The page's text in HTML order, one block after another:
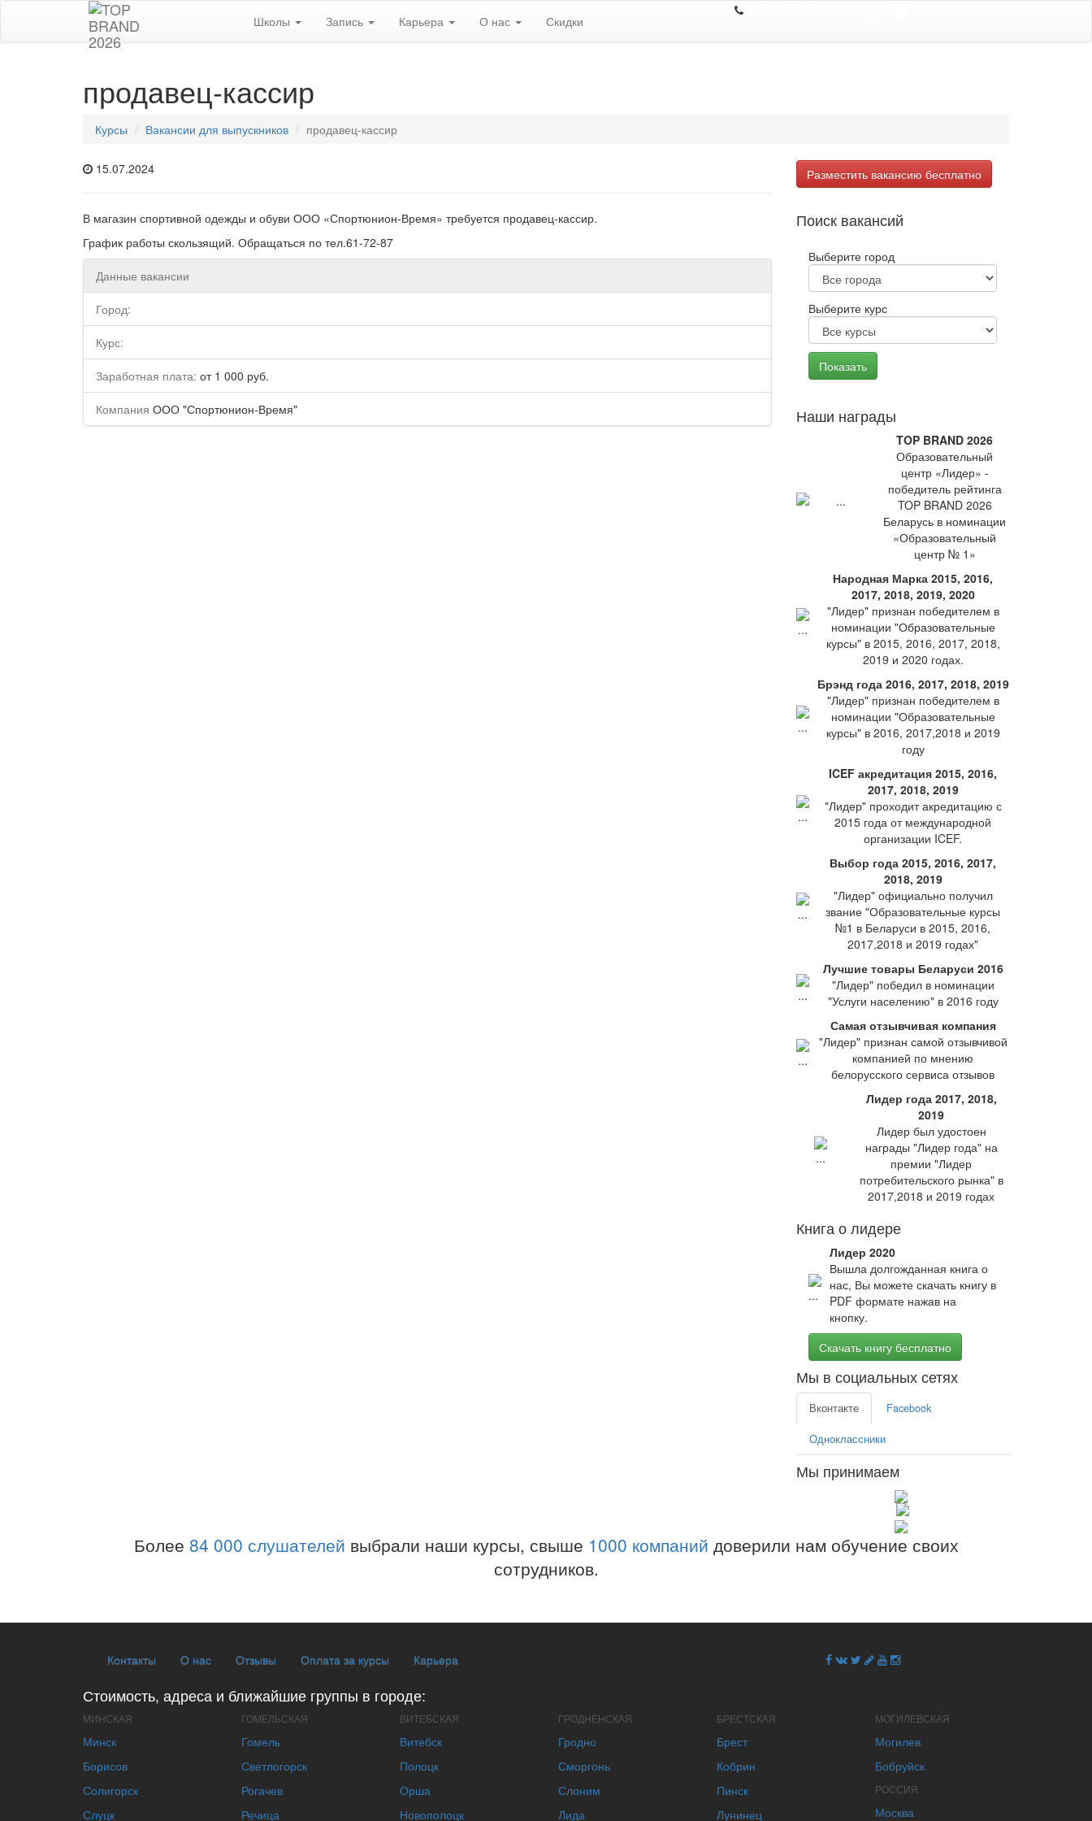
Школы Запись Карьера О нас Скидки
продавец-кассир
Курсы Вакансии для выпускников продавец-кассир
15.07.2024
В магазин спортивной одежды и обуви ООО «Спортюнион-Время» требуется продавец-кассир.
График работы скользящий. Обращаться по тел.61-72-87
Данные вакансии
Город:
Курс:
Заработная плата: от 1 000 руб.
Компания ООО "Спортюнион-Время"
Разместить вакансию бесплатно
Поиск вакансий
Выберите город
Выберите курс
Наши награды
TOP BRAND 2026
Образовательный
центр «Лидер» -
победитель рейтинга
TOP BRAND 2026
Беларусь в номинации
«Образовательный
центр № 1»
Народная Марка 2015, 2016,
2017, 2018, 2019, 2020
"Лидер" признан победителем в
номинации "Образовательные
курсы" в 2015, 2016, 2017, 2018,
2019 и 2020 годах.
Брэнд года 2016, 2017, 2018, 2019
"Лидер" признан победителем в
номинации "Образовательные
курсы" в 2016, 2017,2018 и 2019
году
ICEF акредитация 2015, 2016,
2017, 2018, 2019
"Лидер" проходит акредитацию с
2015 года от международной
организации ICEF.
Выбор года 2015, 2016, 2017,
2018, 2019
"Лидер" официально получил
звание "Образовательные курсы
№1 в Беларуси в 2015, 2016,
2017,2018 и 2019 годах"
Лучшие товары Беларуси 2016
"Лидер" победил в номинации
"Услуги населению" в 2016 году
Самая отзывчивая компания
"Лидер" признан самой отзывчивой
компанией по мнению
белорусского сервиса отзывов
Лидер года 2017, 2018,
2019
Лидер был удостоен
награды "Лидер года" на
премии "Лидер
потребительского рынка" в
2017,2018 и 2019 годах
Книга о лидере
Лидер 2020
Вышла долгожданная книга о
нас, Вы можете скачать книгу в
PDF формате нажав на
кнопку.
Скачать книгу бесплатно
Мы в социальных сетях
Вконтакте Facebook
Одноклассники
Мы принимаем
Более 84 000 слушателей выбрали наши курсы, свыше 1000 компаний доверили нам обучение своих
сотрудников.
Контакты О нас Отзывы Оплата за курсы Карьера
Стоимость, адреса и ближайшие группы в городе:
МИНСКАЯ
Минск
Борисов
Солигорск
Слуцк
ГОМЕЛЬСКАЯ
Гомель
Светлогорск
Рогачев
Речица
ВИТЕБСКАЯ
Витебск
Полоцк
Орша
Новополоцк
ГРОДНЕНСКАЯ
Гродно
Сморгонь
Слоним
Лида
БРЕСТСКАЯ
Брест
Кобрин
Пинск
Лунинец
МОГИЛЕВСКАЯ
Могилев
Бобруйск
РОССИЯ
Москва